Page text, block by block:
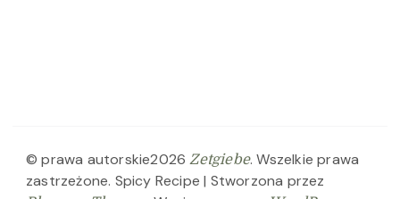
© prawa autorskie2026Zetgiebe. Wszelkie prawa
zastrzeżone. Spicy Recipe | Stworzona przez